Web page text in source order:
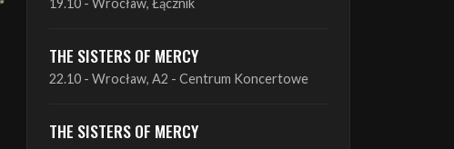
22.10 - Wrocław, A2 - Centrum Koncertowe
THE SISTERS OF MERCY
23.10 - Warszawa, Progresja
Lone Assembly